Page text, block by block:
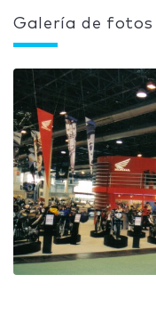
Galería de fotos